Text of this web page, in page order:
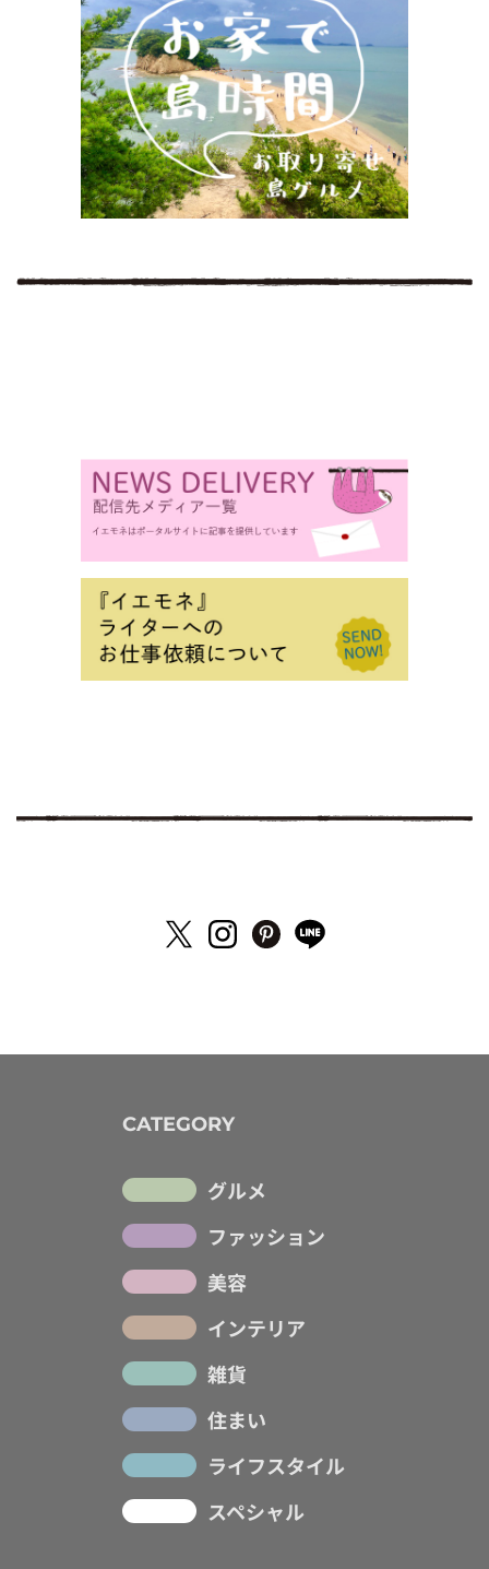
CATEGORY
グルメ
ファッション
美容
インテリア
雑貨
住まい
ライフスタイル
スペシャル